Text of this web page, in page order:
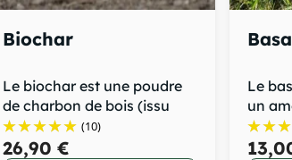
Biochar
Le biochar est une poudre
de charbon de bois (issu
d'une...
(10)
26,90 €
Le
un
riche